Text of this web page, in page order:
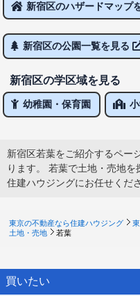
新宿区のハザードマップ
新宿区の公園一覧を見る
新宿区の学区域を見る
幼稚園・保育園
新宿区若葉をご紹介するペー
ります。 若葉で土地・売地
住建ハウジングにお任せくだ
東京の不動産なら住建ハウジング
土地・売地
若葉
買いたい